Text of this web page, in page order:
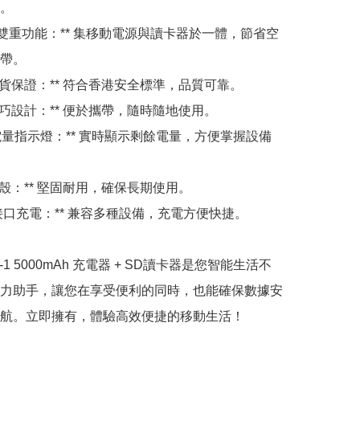
重功能：** 集移動電源與讀卡器於一體，節省空
。
保證：** 符合香港安全標準，品質可靠。
設計：** 便於攜帶，隨時隨地使用。
指示燈：** 實時顯示剩餘電量，方便掌握設備
：** 堅固耐用，確保長期使用。
充電：** 兼容多種設備，充電方便快捷。
1 5000mAh 充電器 + SD讀卡器是您智能生活不
助手，讓您在享受便利的同時，也能確保數據安